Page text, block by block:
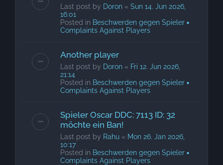
Last post by Doron « Sun 14. Jun 2026,
16:01
Posted in Beschwerden gegen Spieler ▪
Complaints Against Players
Another player
Last post by Doron « Fri 12. Jun 2026,
21:14
Posted in Beschwerden gegen Spieler ▪
Complaints Against Players
Spieler Oscar DDC: 7113 ID: 32
möchte ein Ban!
Last post by Rahu « Mon 26. Jan 2026,
10:17
Posted in Beschwerden gegen Spieler ▪
Complaints Against Players